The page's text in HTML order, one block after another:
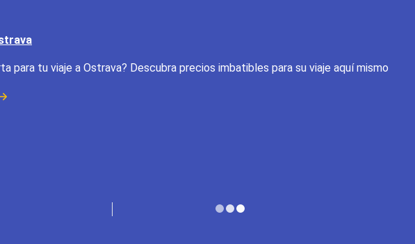
para tu viaje a Ostrava? Descubra precios imbatibles para su viaje aquí mismo